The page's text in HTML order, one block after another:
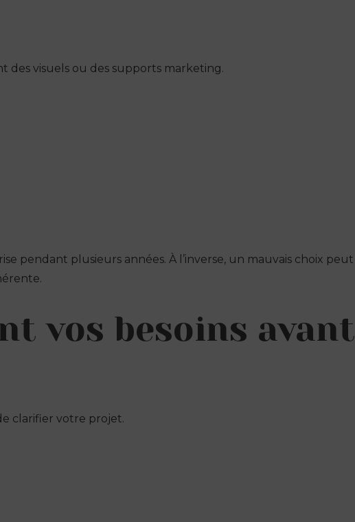
des visuels ou des supports marketing.
pendant plusieurs années. À l’inverse, un mauvais choix
vos besoins
clarifier votre projet.